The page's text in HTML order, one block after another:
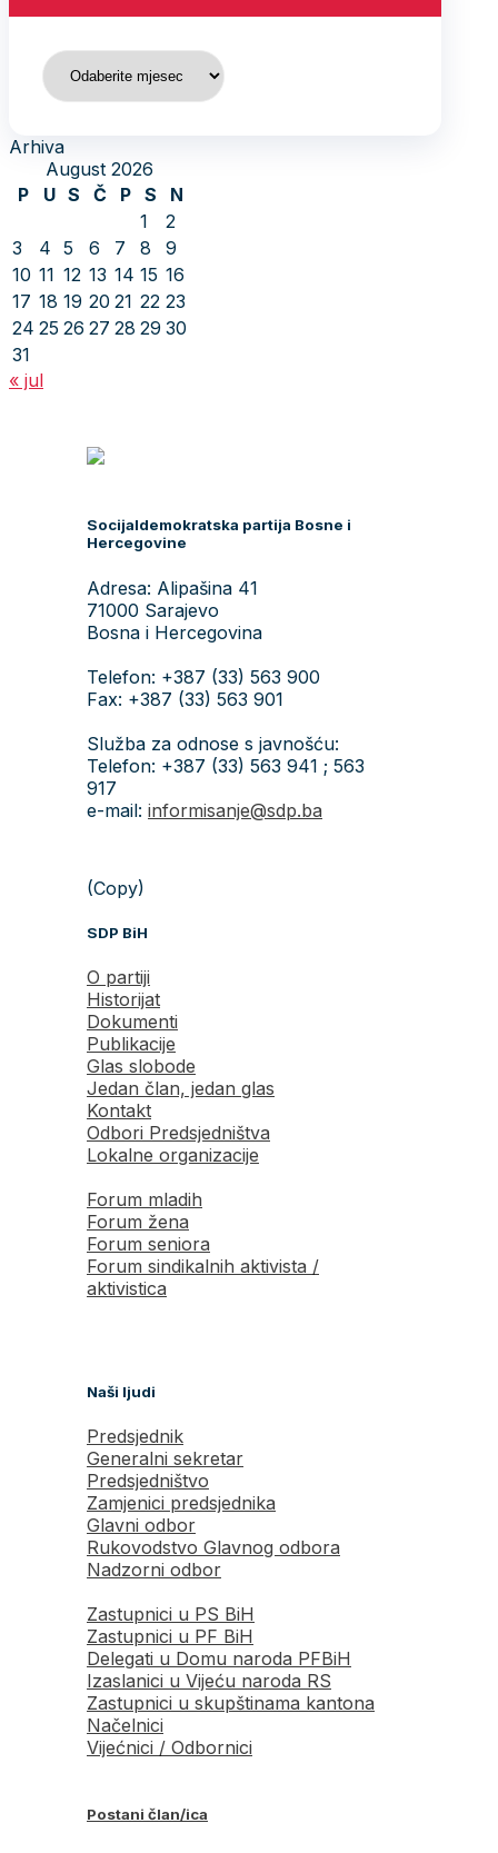
Arhiva
Arhiva
August 2026
P
U S Č P S
N
1
2
3
4 5 6 7 8
9
10 11 12 13 14 15 16
17 18 19 20 21 22 23
24 25 26 27 28 29 30
31
« jul
Socijaldemokratska partija Bosne i
Hercegovine
Adresa: Alipašina 41
71000 Sarajevo
Bosna i Hercegovina
Telefon: +387 (33) 563 900
Fax: +387 (33) 563 901
Služba za odnose s javnošću:
Telefon: +387 (33) 563 941 ; 563
917
e-mail: informisanje@sdp.ba
(Copy)
SDP BiH
O partiji
Historijat
Dokumenti
Publikacije
Glas slobode
Jedan član, jedan glas
Kontakt
Odbori Predsjedništva
Lokalne organizacije
Forum mladih
Forum žena
Forum seniora
Forum sindikalnih aktivista /
aktivistica
Naši ljudi
Predsjednik
Generalni sekretar
Predsjedništvo
Zamjenici predsjednika
Glavni odbor
Rukovodstvo Glavnog odbora
Nadzorni odbor
Zastupnici u PS BiH
Zastupnici u PF BiH
Delegati u Domu naroda PFBiH
Izaslanici u Vijeću naroda RS
Zastupnici u skupštinama kantona
Načelnici
Vijećnici / Odbornici
Postani član/ica